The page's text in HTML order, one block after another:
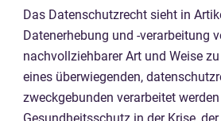
Das Datenschutzrecht sieht in
Datenerhebung und -verarbeitung
nachvollziehbarer Art und Weise
eines überwiegenden,
zweckgebunden verarbeitet